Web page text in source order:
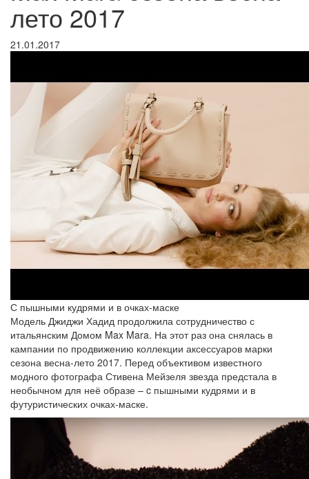
лето 2017
21.01.2017
С пышными кудрями и в очках-маске
Модель Джиджи Хадид продолжила сотрудничество с
итальянским Домом Max Mara. На этот раз она снялась в
кампании по продвижению коллекции аксессуаров марки
сезона весна-лето 2017. Перед объективом известного
модного фотографа Стивена Мейзеля звезда предстала в
необычном для неё образе – c пышными кудрями и в
футуристических очках-маске.